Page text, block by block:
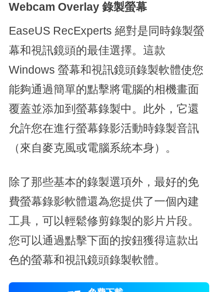
Webcam Overlay 錄製螢幕
EaseUS RecExperts 絕對是同時錄製螢
幕和視訊鏡頭的最佳選擇。這款
Windows 螢幕和視訊鏡頭錄製軟體使您
能夠通過簡單的點擊將電腦的相機畫面
覆蓋並添加到螢幕錄製中。此外，它還
允許您在進行螢幕錄影活動時錄製音訊
（來自麥克風或電腦系統本身）。
除了那些基本的錄製選項外，最好的免
費螢幕錄影軟體還為您提供了一個內建
工具，可以輕鬆修剪錄製的影片片段。
您可以通過點擊下面的按鈕獲得這款出
色的螢幕和視訊鏡頭錄製軟體。